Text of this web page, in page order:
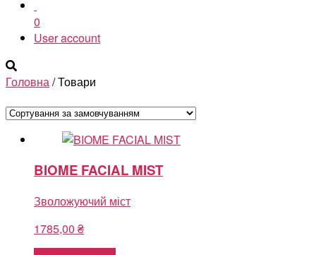
0
User account
Головна / Товари
BIOME FACIAL MIST
Зволожуючий міст
1785,00 ₴